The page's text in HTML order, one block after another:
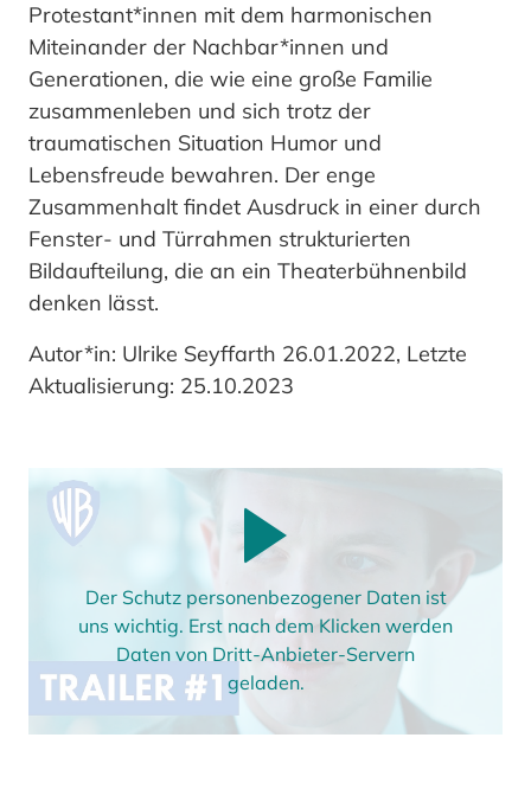
Protestant*innen mit dem harmonischen
Miteinander der Nachbar*innen und
Generationen, die wie eine große Familie
zusammenleben und sich trotz der
traumatischen Situation Humor und
Lebensfreude bewahren. Der enge
Zusammenhalt findet Ausdruck in einer durch
Fenster- und Türrahmen strukturierten
Bildaufteilung, die an ein Theaterbühnenbild
denken lässt.
Autor*in: Ulrike Seyffarth 26.01.2022, Letzte
Aktualisierung: 25.10.2023
Der Schutz personenbezogener Daten ist
uns wichtig. Erst nach dem Klicken werden
Daten von Dritt-Anbieter-Servern
geladen.